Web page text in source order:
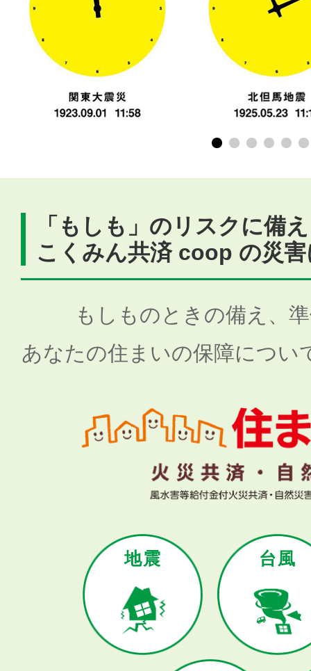
「もしも」のリスクに備
こくみん共済 coop の災
もしものときの備え、
あなたの住まいの保障につい
地震 台風